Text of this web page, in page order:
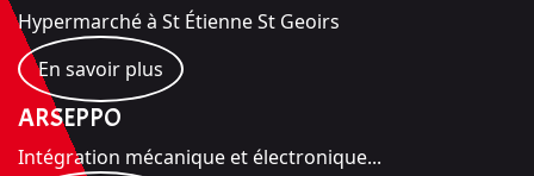
Hypermarché à St Étienne St Geoirs
En savoir plus
ARSEPPO
Intégration mécanique et électronique...